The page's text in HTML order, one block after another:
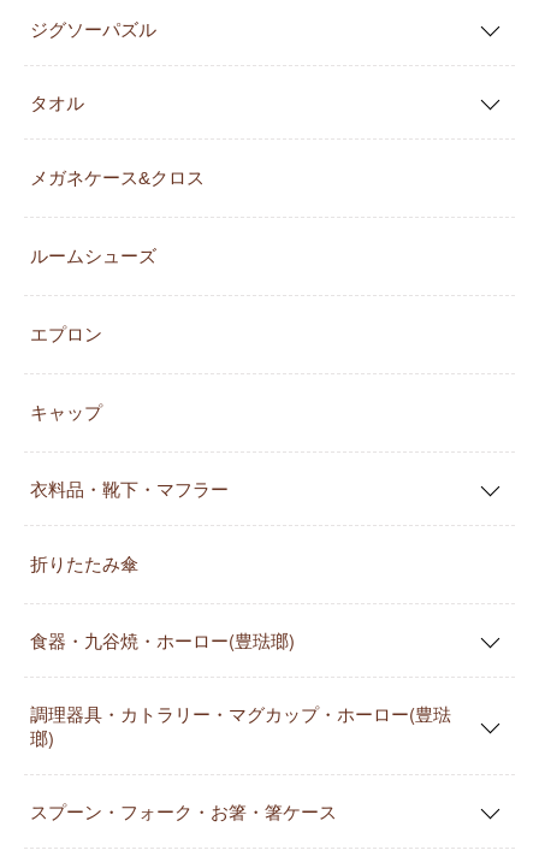
ジグソーパズル
タオル
メガネケース&クロス
ルームシューズ
エプロン
キャップ
衣料品・靴下・マフラー
折りたたみ傘
食器・九谷焼・ホーロー(豊琺瑯)
調理器具・カトラリー・マグカップ・ホーロー(豊琺
瑯)
スプーン・フォーク・お箸・箸ケース